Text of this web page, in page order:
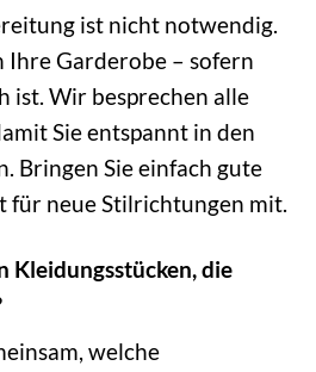
ist nicht notwendig.
Ihre Garderobe – sofern
ist. Wir besprechen alle
Sie entspannt in den
Bringen Sie einfach gute
für neue Stilrichtungen mit.
Kleidungsstücken, die
welche